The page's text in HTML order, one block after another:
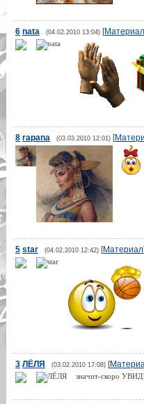
6 nata (04.02.2010 13:04)[Материал
8 rapana (03.03.2010 12:01)[
5 star (04.02.2010 12:42)[Материал
3 ЛЁЛЯ (03.02.2010 17:08)[
значит-скоро